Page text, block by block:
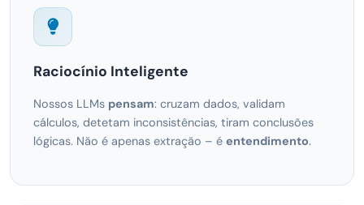
Raciocínio Inteligente
Nossos LLMs pensam: cruzam dados, validam
cálculos, detetam inconsistências, tiram conclusões
lógicas. Não é apenas extração – é entendimento.